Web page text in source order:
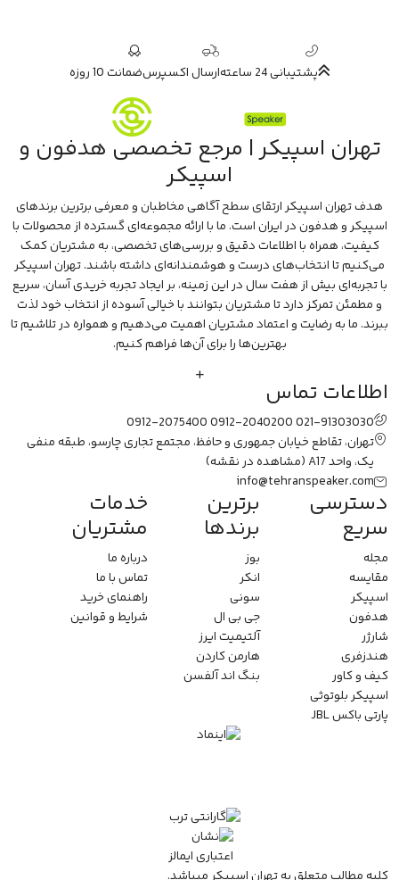
پشتیبانی 24 ساعته ارسال اکسپرسضمانت 10 روزه
تهران اسپیکر | مرجع تخصصی هدفون و
اسپیکر
هدف تهران اسپیکر ارتقای سطح آگاهی مخاطبان و معرفی برترین برندهای
اسپیکر و هدفون در ایران است. ما با ارائه مجموعه‌ای گسترده از محصولات با
کیفیت، همراه با اطلاعات دقیق و بررسی‌های تخصصی، به مشتریان کمک
می‌کنیم تا انتخاب‌های درست و هوشمندانه‌ای داشته باشند. تهران اسپیکر
با تجربه‌ای بیش از هفت سال در این زمینه، بر ایجاد تجربه خریدی آسان، سریع
و مطمئن تمرکز دارد تا مشتریان بتوانند با خیالی آسوده از انتخاب خود لذت
ببرند. ما به رضایت و اعتماد مشتریان اهمیت می‌دهیم و همواره در تلاشیم تا
بهترین‌ها را برای آن‌ها فراهم کنیم.
اطلاعات تماس
021-91303030
0912-2040200
0912-2075400
تهران، تقاطع خیابان جمهوری و حافظ، مجتمع تجاری چارسو، طبقه منفی
یک، واحد A17
(مشاهده در نقشه)
info@tehranspeaker.com
دسترسی
سریع
مجله
مقایسه
اسپیکر
هدفون
شارژر
هندزفری
کیف و کاور
اسپیکر بلوتوثی
پارتی باکس JBL
برترین
برندها
بوز
انکر
سونی
جی بی ال
آلتیمیت ایرز
هارمن کاردن
بنگ اند آلفسن
خدمات
مشتریان
درباره ما
تماس با ما
راهنمای خرید
شرایط و قوانین